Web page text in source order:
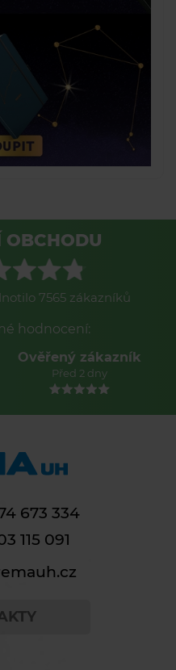
OBCHODU
7565 zákazníků
hodnocení:
Ověřený zákazník
Před 2 dny
673 334
115 091